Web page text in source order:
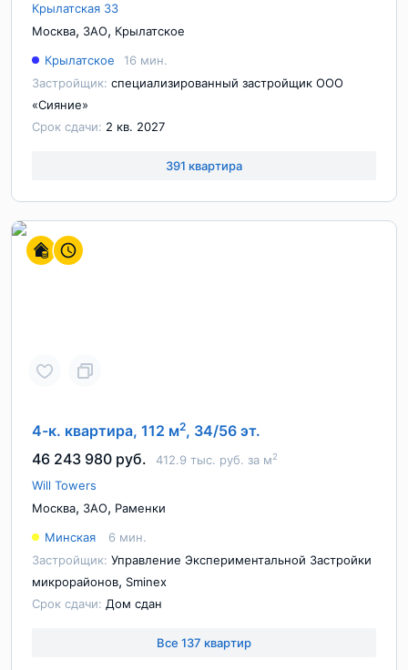
Крылатская 33
Москва, ЗАО, Крылатское
Крылатское
16 мин.
Застройщик: специализированный застройщик ООО
«Сияние»
Срок сдачи: 2 кв. 2027
391 квартира
4-к. квартира, 112 м2, 34/56 эт.
46 243 980 руб.
412.9 тыс. руб. за м2
Will Towers
Москва, ЗАО, Раменки
Минская
6 мин.
Застройщик: Управление Экспериментальной Застройки
микрорайонов, Sminex
Срок сдачи: Дом сдан
Все 137 квартир